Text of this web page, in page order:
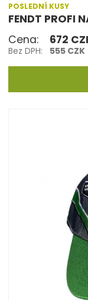
POSLEDNÍ KUSY
FENDT PROFI
Cena:
672
Bez DPH: 555 CZK